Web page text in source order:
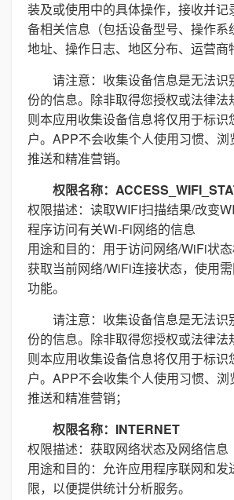
装及或使用中的具体操作，接收并记
备相关信息（包括设备型号、操作系
地址、操作日志、地区分布、运营商
请注意：收集设备信息是无法识
份的信息。除非取得您授权或法律法
则本应用收集设备信息将仅用于标识
户。APP不会收集个人使用习惯、浏
推送和精准营销。
权限名称：
权限描述：读取WIFI扫描结果/改变
程序访问有关Wi-Fi网络的信息
用途和目的：用于访问网络/WiFi状
获取当前网络/WiFi连接状态，使用
功能。
请注意：收集设备信息是无法识
份的信息。除非取得您授权或法律法
则本应用收集设备信息将仅用于标识
户。APP不会收集个人使用习惯、浏
推送和精准营销；
权限名称：INTERNET
权限描述：获取网络状态及网络信息
用途和目的：允许应用程序联网和发
限，以便提供统计分析服务。